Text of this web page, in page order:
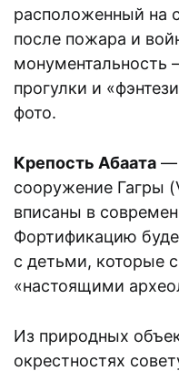
расположенный на
после пожара и
монументальность
прогулки и
фото.
Крепость Абаата —
сооружение Гагры
вписаны в
Фортификацию
с детьми, которые
«настоящими
Из природных
окрестностях